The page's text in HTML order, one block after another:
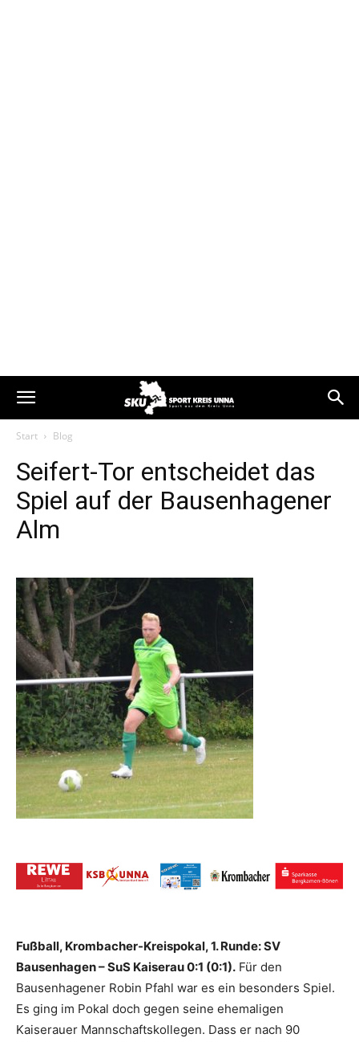
Start Blog
Seifert-Tor entscheidet das
Spiel auf der Bausenhagener
Alm
Fußball, Krombacher-Kreispokal, 1. Runde: SV
Bausenhagen – SuS Kaiserau 0:1 (0:1). Für den
Bausenhagener Robin Pfahl war es ein besonders Spiel.
Es ging im Pokal doch gegen seine ehemaligen
Kaiserauer Mannschaftskollegen. Dass er nach 90